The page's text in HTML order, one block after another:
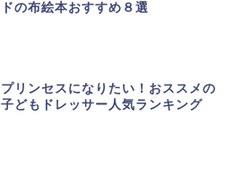
ドの布絵本おすすめ８選
プリンセスになりたい！おススメの
子どもドレッサー人気ランキング